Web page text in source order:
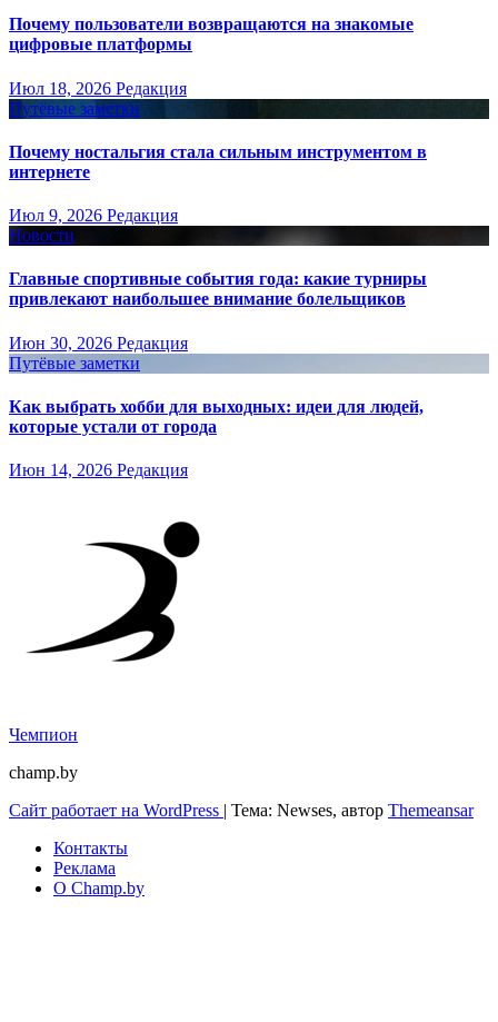
Почему пользователи возвращаются на знакомые
цифровые платформы
Июл 18, 2026 Редакция
Путёвые заметки
Почему ностальгия стала сильным инструментом в
интернете
Июл 9, 2026 Редакция
Новости
Главные спортивные события года: какие турниры
привлекают наибольшее внимание болельщиков
Июн 30, 2026 Редакция
Путёвые заметки
Как выбрать хобби для выходных: идеи для людей,
которые устали от города
Июн 14, 2026 Редакция
Чемпион
champ.by
Сайт работает на WordPress | Тема: Newses, автор Themeansar
Контакты
Реклама
О Champ.by